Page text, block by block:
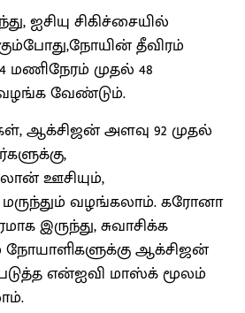
ஐசியு சிகிச்சையில்
தீவிரம்
மணிநேரம் முதல் 48
வேண்டும்.
ஆக்சிஜன் அளவு 92 முதல்
ஊசியும்,
வழங்கலாம். கரோனா
இருந்து, சுவாசிக்க
நோயாளிகளுக்கு ஆக்சிஜன்
என்ஐவி மாஸ்க் மூலம்